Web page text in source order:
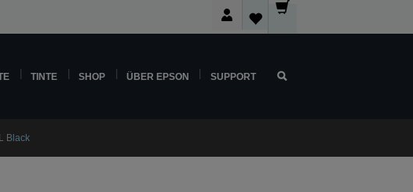
TINTE SHOP ÜBER EPSON SUPPORT
Black